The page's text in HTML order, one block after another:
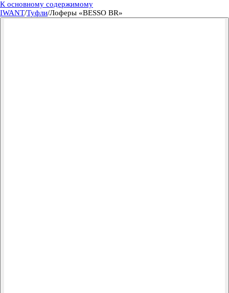
К основному содержимому
IWANT/Туфли/Лоферы «BESSO BR»